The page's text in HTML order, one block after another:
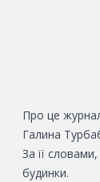
Про це
Галина
За її
будинки.